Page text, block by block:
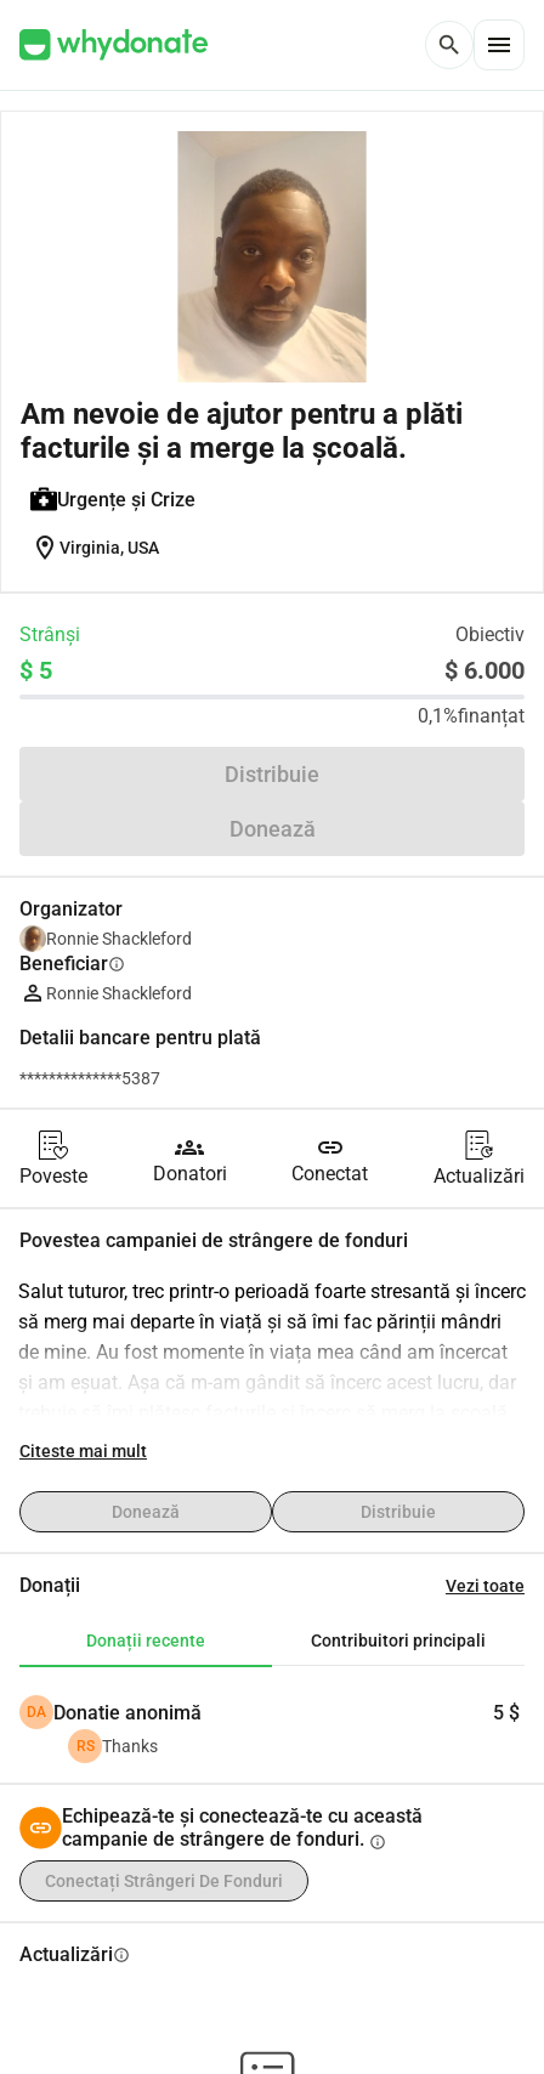
search menu
Am nevoie de ajutor pentru a plăti
facturile și a merge la școală.
Urgențe și Crize
location_on Virginia, USA
Strânși Obiectiv
$ 5 $ 6.000
0,1%finanțat
Distribuie
Donează
Organizator
Ronnie Shackleford
Beneficiarinfo
Ronnie Shackleford
Detalii bancare pentru plată
**************5387
Poveste
groups
Donatori
link
Conectat Actualizări
Povestea campaniei de strângere de fonduri
Salut tuturor, trec printr-o perioadă foarte stresantă și încerc
să merg mai departe în viață și să îmi fac părinții mândri
de mine. Au fost momente în viața mea când am încercat
și am eșuat. Așa că m-am gândit să încerc acest lucru, dar
pentru a deveni tehnician auto ca meserie. Trebuie să îmi
este totul. Dacă cineva ar putea să mă ajute, aș aprecia
foarte mult.
Citeste mai mult
Donează Distribuie
Donații Vezi toate
Donații recente Contribuitori principali
DA Donatie anonimă 5 $
RS Thanks
Echipează-te și conectează-te cu această
campanie de strângere de fonduri. info
Conectați Strângeri De Fonduri
Actualizăriinfo